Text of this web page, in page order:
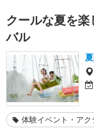
クールな夏を
バル
体験イベント・アク